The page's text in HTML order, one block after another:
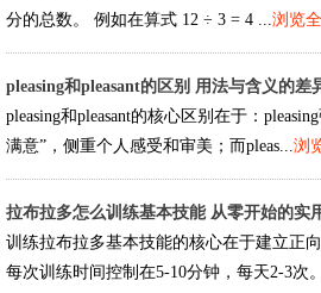
分的总数。 例如在算式 12 ÷ 3 = 4 ...浏览
pleasing和pleasant的区别 用法与含义的差
pleasing和pleasant的核心区别在于：
满意”，侧重个人感受和审美；而pleas...浏
拉布拉多怎么训练基本技能 从零开始的实
训练拉布拉多基本技能的核心在于建立正
每次训练时间控制在5-10分钟，每天2-3次